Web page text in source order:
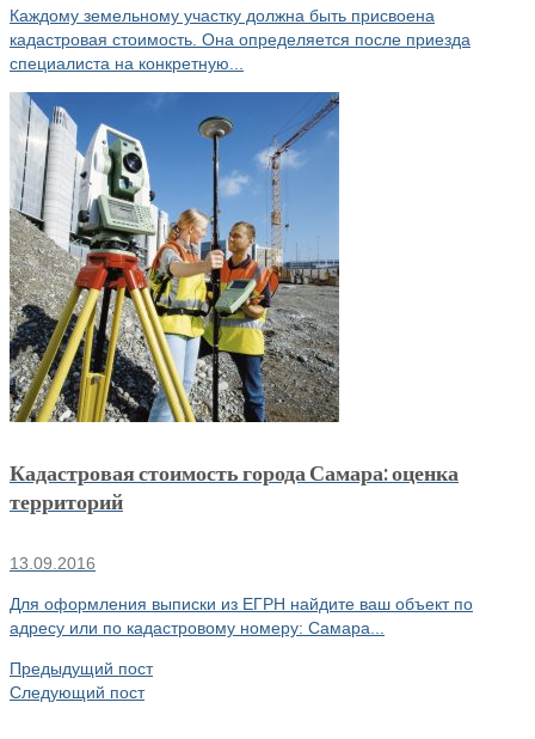
Каждому земельному участку должна быть присвоена
кадастровая стоимость. Она определяется после приезда
специалиста на конкретную...
Кадастровая стоимость города Самара: оценка
территорий
13.09.2016
Для оформления выписки из ЕГРН найдите ваш объект по
адресу или по кадастровому номеру: Самара...
Предыдущий пост
Следующий пост